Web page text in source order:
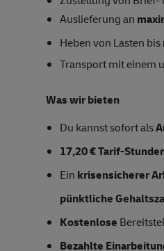
Auslieferung an
Heben von Lasten bis
Transport mit einem
Was wir bieten
Du kannst sofort als
17,20 € Tarif-
Ein krisensicherer
pünktliche
Kostenlose
Bezahlte